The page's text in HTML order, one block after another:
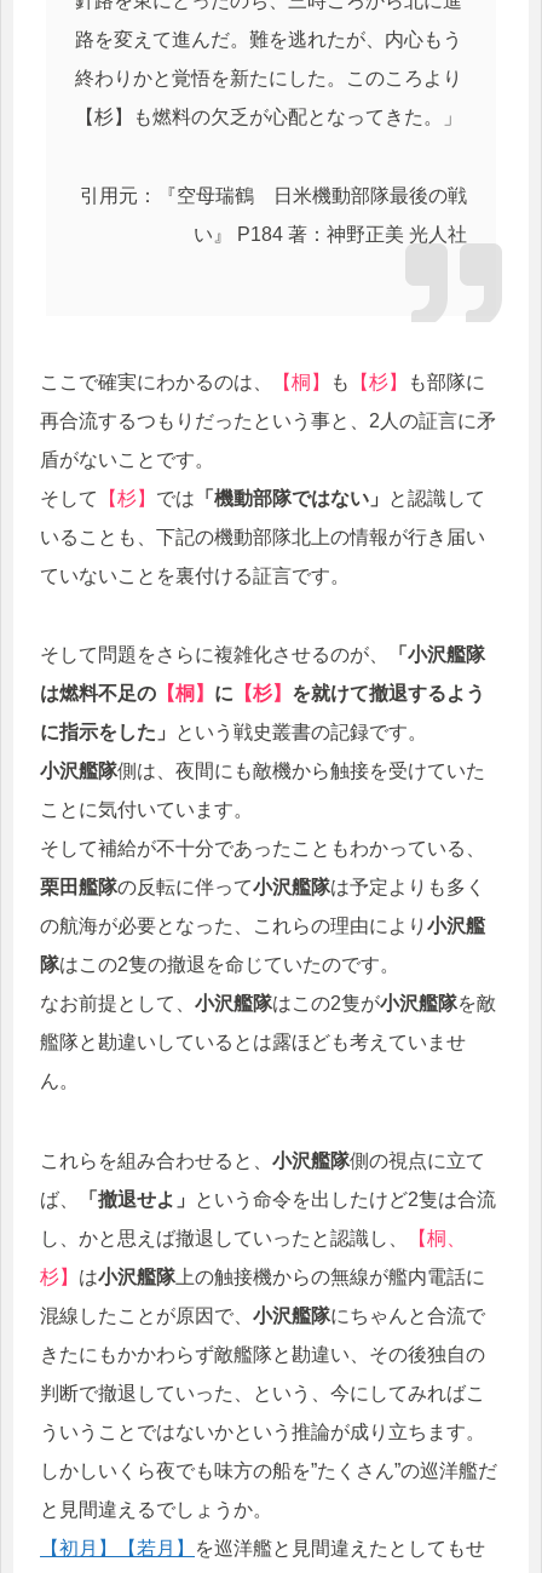
路を変えて進んだ。難を逃れたが、内心もう
終わりかと覚悟を新たにした。このころより
【杉】も燃料の欠乏が心配となってきた。」
引用元：『空母瑞鶴 日米機動部隊最後の戦
い』 P184 著：神野正美 光人社
ここで確実にわかるのは、 【桐】 も 【杉】
も部隊に
再合流するつもりだったという事と、2人の証言に矛
盾がないことです。
そして
【杉】 では 「機動部隊ではない」
と認識して
いることも、下記の機動部隊北上の情報が行き届い
ていないことを裏付ける証言です。
そして問題をさらに複雑化させるのが、
「小沢艦隊
は燃料不足の 【桐】 に 【杉】 を就けて撤退するよう
に指示をした」
という戦史叢書の記録です。
小沢艦隊側は、夜間にも敵機から触接を受けていた
ことに気付いています。
そして補給が不十分であったこともわかっている、
栗田艦隊の反転に伴って小沢艦隊は予定よりも多く
の航海が必要となった、これらの理由により 小沢艦
隊はこの2隻の撤退を命じていたのです。
なお前提として、 小沢艦隊はこの2隻が小沢艦隊を敵
艦隊と勘違いしているとは露ほども考えていませ
ん。
これらを組み合わせると、 小沢艦隊側の視点に立て
ば、
「撤退せよ」
という命令を出したけど2隻は合流
し、かと思えば撤退していったと認識し、
【桐、
杉】 は小沢艦隊上の触接機からの無線が艦内電話に
混線したことが原因で、 小沢艦隊にちゃんと合流で
きたにもかかわらず敵艦隊と勘違い、その後独自の
判断で撤退していった、という、今にしてみればこ
ういうことではないかという推論が成り立ちます。
しかしいくら夜でも味方の船を”たくさん”の巡洋艦だ
と見間違えるでしょうか。
【初月】
【若月】
を巡洋艦と見間違えたとしてもせ